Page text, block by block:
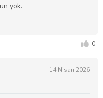
yok.
0
14 Nisan 2026